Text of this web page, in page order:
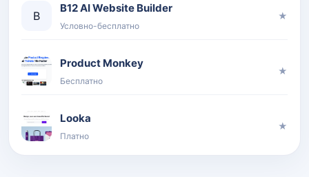
B
B12 AI Website Builder
Условно-бесплатно
★
Product Monkey
Бесплатно
★
Looka
Платно
★